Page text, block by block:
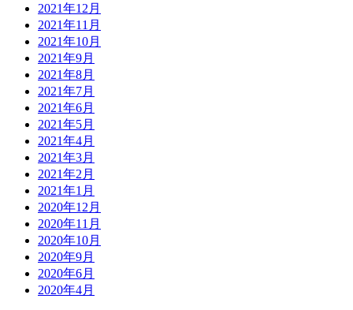
2021年12月
2021年11月
2021年10月
2021年9月
2021年8月
2021年7月
2021年6月
2021年5月
2021年4月
2021年3月
2021年2月
2021年1月
2020年12月
2020年11月
2020年10月
2020年9月
2020年6月
2020年4月